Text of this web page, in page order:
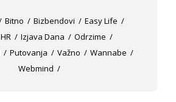
Bitno Bizbendovi
Easy Life
HR Izjava Dana
Odrzime
Putovanja Važno
Wannabe
Webmind